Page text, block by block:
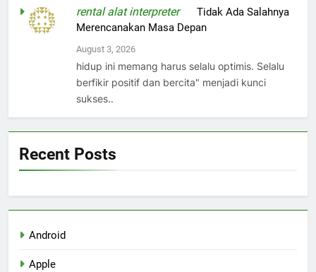
rental alat interpreteronTidak Ada Salahnya
Merencanakan Masa Depan
August 3, 2026
hidup ini memang harus selalu optimis. Selalu
berfikir positif dan bercita" menjadi kunci
sukses..
Recent Posts
Android
Apple